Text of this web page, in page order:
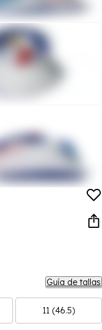
Guía de tallas
11 (46.5)